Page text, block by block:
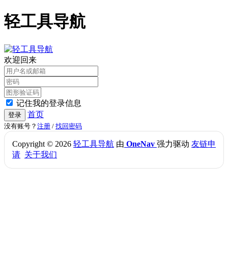
轻工具导航
欢迎回来
记住我的登录信息
登录 首页
没有账号？ 注册 / 找回密码
Copyright © 2026 轻工具导航 由 OneNav 强力驱动 友链申
请 关于我们